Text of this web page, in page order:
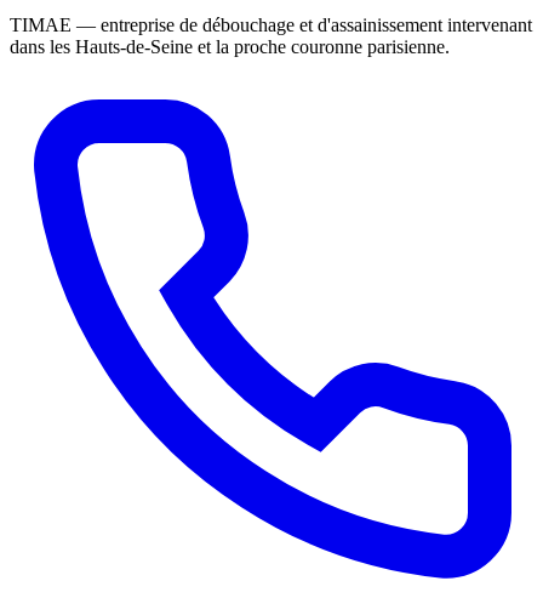
TIMAE — entreprise de débouchage et d'assainissement intervenant
dans les Hauts-de-Seine et la proche couronne parisienne.